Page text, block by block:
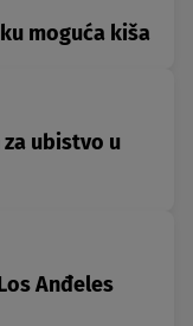
moguća kiša
ubistvo u
Anđeles